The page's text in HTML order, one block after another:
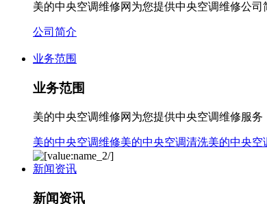
美的中央空调维修网为您提供中央空调维修公
公司简介
业务范围
业务范围
美的中央空调维修网为您提供中央空调维修服
美的中央空调维修美的中央空调清洗美的中央空
新闻资讯
新闻资讯